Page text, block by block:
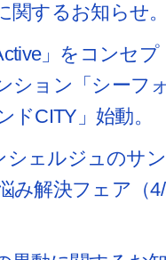
関するお知らせ
」をコンセ
ション「シーフ
ドCITY」始動。
シェルジュのサ
み解決フェア（